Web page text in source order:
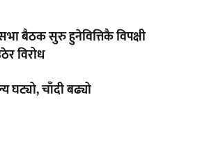
सभा बैठक सुरु हुनेवित्तिकै विपक्षी
विरोध
घट्यो, चाँदी बढ्यो